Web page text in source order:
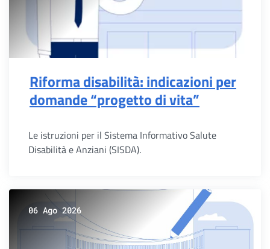
Riforma disabilità: indicazioni per
domande “progetto di vita”
Le istruzioni per il Sistema Informativo Salute
Disabilità e Anziani (SISDA).
06 Ago 2026